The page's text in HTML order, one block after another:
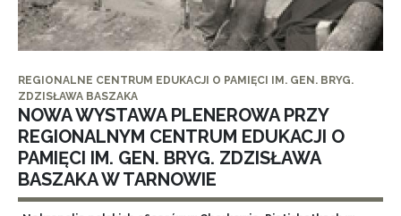
REGIONALNE CENTRUM EDUKACJI O PAMIĘCI IM. GEN. BRYG.
ZDZISŁAWA BASZAKA
NOWA WYSTAWA PLENEROWA PRZY
REGIONALNYM CENTRUM EDUKACJI O
PAMIĘCI IM. GEN. BRYG. ZDZISŁAWA
BASZAKA W TARNOWIE